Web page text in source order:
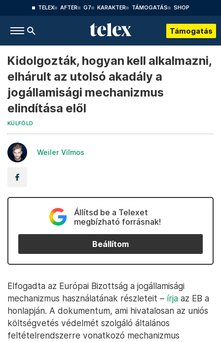
TELEX AFTER G7 KARAKTER TÁMOGATÁS SHOP
Támogatás
Kidolgozták, hogyan kell alkalmazni,
elhárult az utolsó akadály a
jogállamisági mechanizmus
elindítása elől
KÜLFÖLD
Weiler Vilmos
Állítsd be a Telexet
megbízható forrásnak!
Beállítom
Elfogadta az Európai Bizottság a jogállamisági
mechanizmus használatának részleteit – írja az EB a
honlapján. A dokumentum, ami hivatalosan az uniós
költségvetés védelmét szolgáló általános
feltételrendszerre vonatkozó mechanizmus